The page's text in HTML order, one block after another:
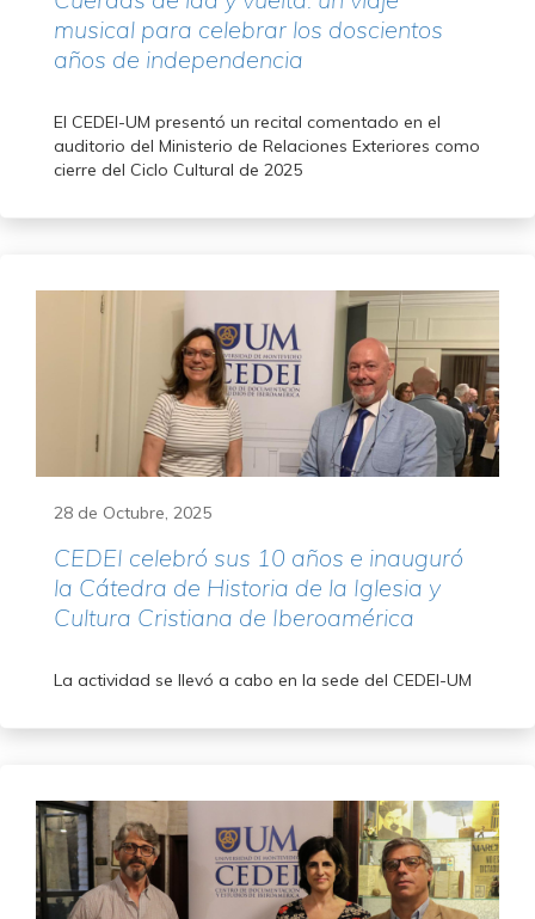
musical para celebrar los doscientos
años de independencia
El CEDEI-UM presentó un recital comentado en el
auditorio del Ministerio de Relaciones Exteriores como
cierre del Ciclo Cultural de 2025
28 de Octubre, 2025
CEDEI celebró sus 10 años e inauguró
la Cátedra de Historia de la Iglesia y
Cultura Cristiana de Iberoamérica
La actividad se llevó a cabo en la sede del CEDEI-UM